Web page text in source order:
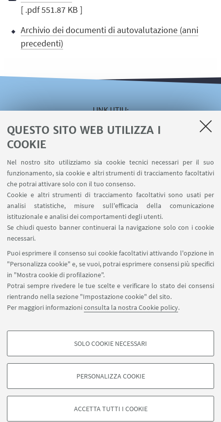
QUESTO SITO WEB UTILIZZA I
COOKIE
Nel nostro sito utilizziamo sia cookie tecnici necessari per il suo
funzionamento, sia cookie e altri strumenti di tracciamento facoltativi
che potrai attivare solo con il tuo consenso.
Cookie e altri strumenti di tracciamento facoltativi sono usati per
analisi statistiche, misure sull'efficacia della comunicazione
istituzionale e analisi dei comportamenti degli utenti.
Se chiudi questo banner continuerai la navigazione solo con i cookie
necessari.
Puoi esprimere il consenso sui cookie facoltativi attivando l'opzione in
"Personalizza cookie" e, se vuoi, potrai esprimere consensi più specifici
in "Mostra cookie di profilazione".
Potrai sempre rivedere le tue scelte e verificare lo stato dei consensi
rientrando nella sezione "Impostazione cookie" del sito.
Per maggiori informazioniconsulta la nostra Cookie policy.
COOKIE DI PROFILAZIONE - FACOLTATIVI
degli utenti, creare profili in base al loro comportamento sul sito, per analisi
di marketing.
SOLO COOKIE NECESSARI
PERSONALIZZA COOKIE
ACCETTA TUTTI I COOKIE
[ .pdf 551.87 KB ]
Archivio dei documenti di autovalutazione (anni
precedenti)
LINK UTILI
Area riservata
Servizio online U-WEB Missioni
Contatti
SEGUI IL DIPARTIMENTO SU:
SEGUI UNIBO SU:
APP:
©Copyright 2026 - ALMA MATER STUDIORUM - Università di
Bologna - Via Zamboni, 33 - 40126 Bologna - PI: 01131710376 - CF:
80007010376
Privacy
Note legali
Informazioni sul sito e accessibilità
Impostazioni Cookie